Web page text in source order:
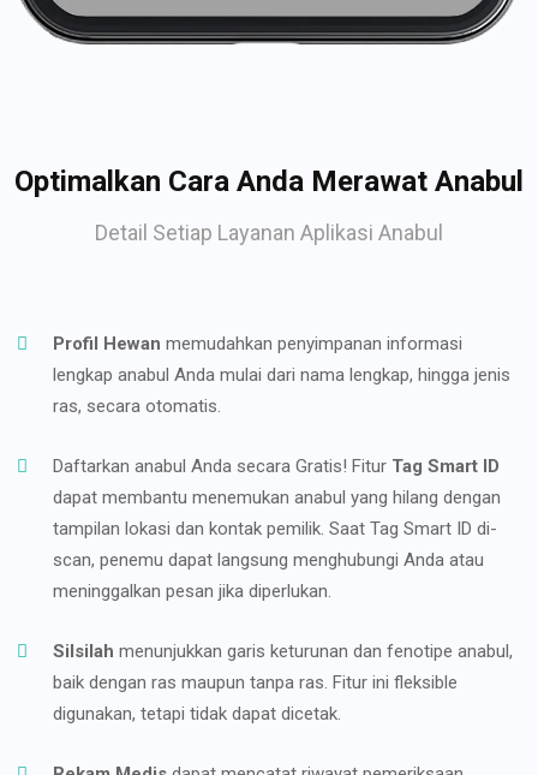
Optimalkan Cara Anda Merawat Anabul
Detail Setiap Layanan Aplikasi Anabul
Profil Hewan memudahkan penyimpanan informasi
lengkap anabul Anda mulai dari nama lengkap, hingga jenis
ras, secara otomatis.
Daftarkan anabul Anda secara Gratis! Fitur Tag Smart ID
dapat membantu menemukan anabul yang hilang dengan
tampilan lokasi dan kontak pemilik. Saat Tag Smart ID di-
scan, penemu dapat langsung menghubungi Anda atau
meninggalkan pesan jika diperlukan.
Silsilah menunjukkan garis keturunan dan fenotipe anabul,
baik dengan ras maupun tanpa ras. Fitur ini fleksible
digunakan, tetapi tidak dapat dicetak.